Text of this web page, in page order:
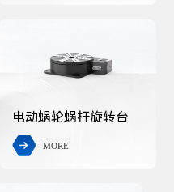
电动蜗轮蜗杆旋转台
 MORE